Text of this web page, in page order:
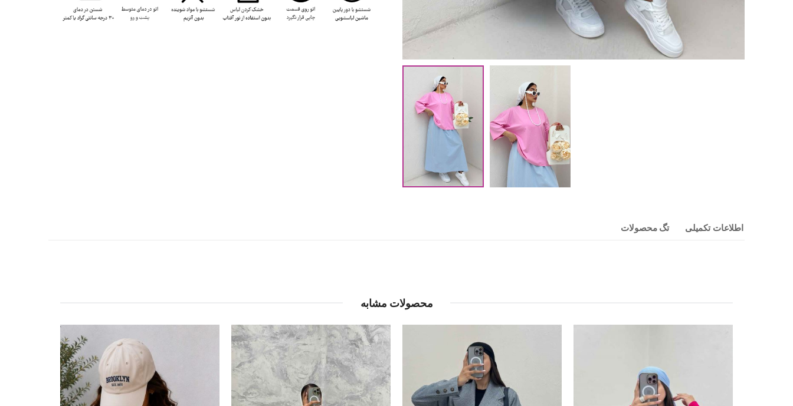
اطلاعات تکمیلی تگ محصولات
محصولات مشابه